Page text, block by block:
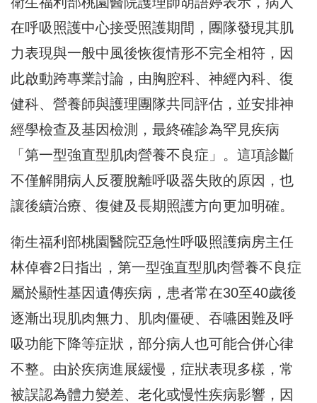
在呼吸照護中心接受照護期間，團隊發現其肌
力表現與一般中風後恢復情形不完全相符，因
此啟動跨專業討論，由胸腔科、神經內科、復
健科、營養師與護理團隊共同評估，並安排神
經學檢查及基因檢測，最終確診為罕見疾病
「第一型強直型肌肉營養不良症」。這項診斷
不僅解開病人反覆脫離呼吸器失敗的原因，也
讓後續治療、復健及長期照護方向更加明確。
衛生福利部桃園醫院亞急性呼吸照護病房主任
林倬睿2日指出，第一型強直型肌肉營養不良症
屬於顯性基因遺傳疾病，患者常在30至40歲後
逐漸出現肌肉無力、肌肉僵硬、吞嚥困難及呼
吸功能下降等症狀，部分病人也可能合併心律
不整。由於疾病進展緩慢，症狀表現多樣，常
被誤認為體力變差、老化或慢性疾病影響，因